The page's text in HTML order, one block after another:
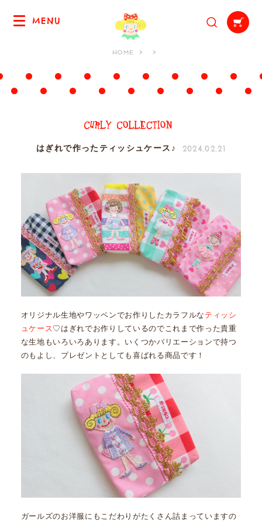
MENU
HOME
はぎれで作ったティッシュケース♪ 2024.02.21
オリジナル生地やワッペンでお作りしたカラフルな ティッシ
ュケース♡はぎれでお作りしているのでこれまで作った貴重
な生地もいろいろあります。いくつかバリエーションで持つ
のもよし、プレゼントとしても喜ばれる商品です！
ガールズのお洋服にもこだわりがたくさん詰まっていますの